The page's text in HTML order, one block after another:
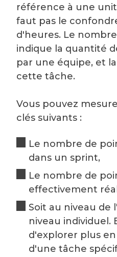
référence à une
faut pas le
d'heures. Le
indique la quantité
par une équipe, et
cette tâche.
Vous pouvez
clés suivants :
Le nombre de
dans un sprint,
Le nombre de
effectivement
Soit au niveau de
niveau individuel.
d'explorer plus
d'une tâche